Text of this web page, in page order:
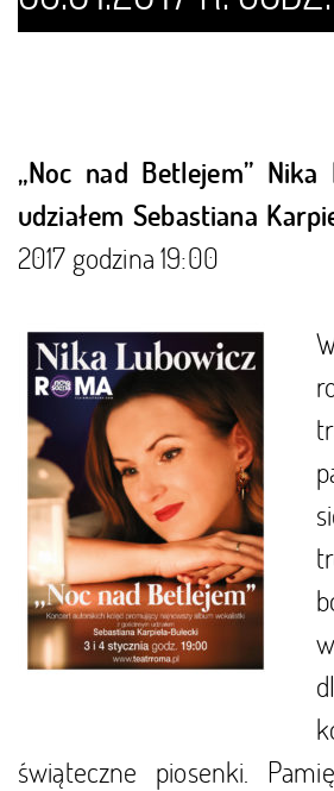
„Noc nad Betlejem”
udziałem Sebastiana
2017 godzina 19:00
świąteczne piosenki.